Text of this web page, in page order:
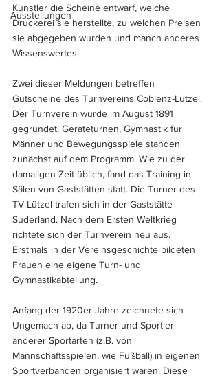
Ausstellungen
Künstler die Scheine entwarf, welche
Druckerei sie herstellte, zu welchen Preisen
sie abgegeben wurden und manch anderes
Wissenswertes.
Zwei dieser Meldungen betreffen
Gutscheine des Turnvereins Coblenz-Lützel.
Der Turnverein wurde im August 1891
gegründet. Geräteturnen, Gymnastik für
Männer und Bewegungsspiele standen
zunächst auf dem Programm. Wie zu der
damaligen Zeit üblich, fand das Training in
Sälen von Gaststätten statt. Die Turner des
TV Lützel trafen sich in der Gaststätte
Suderland. Nach dem Ersten Weltkrieg
richtete sich der Turnverein neu aus.
Erstmals in der Vereinsgeschichte bildeten
Frauen eine eigene Turn- und
Gymnastikabteilung.
Anfang der 1920er Jahre zeichnete sich
Ungemach ab, da Turner und Sportler
anderer Sportarten (z.B. von
Mannschaftsspielen, wie Fußball) in eigenen
Sportverbänden organisiert waren. Diese